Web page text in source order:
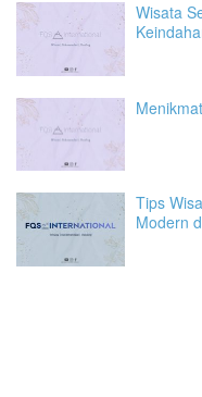
Wisata
Tips
Modern